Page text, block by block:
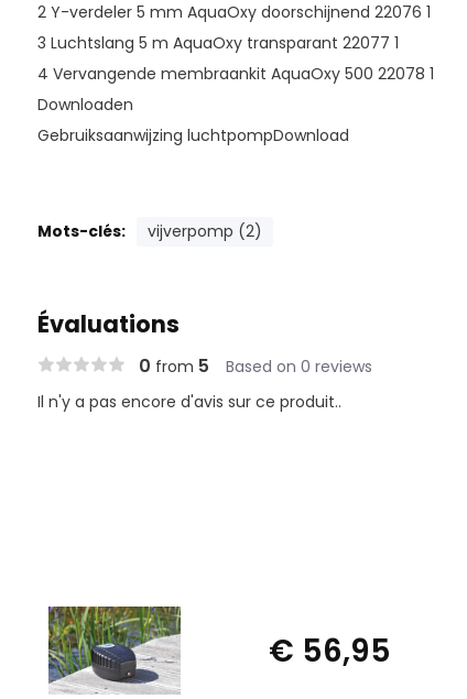
2 Y-verdeler 5 mm AquaOxy doorschijnend 22076 1
3 Luchtslang 5 m AquaOxy transparant 22077 1
4 Vervangende membraankit AquaOxy 500 22078 1
Downloaden
Gebruiksaanwijzing luchtpompDownload
Mots-clés: vijverpomp (2)
Évaluations
0 from 5 Based on 0 reviews
Il n'y a pas encore d'avis sur ce produit..
€ 56,95